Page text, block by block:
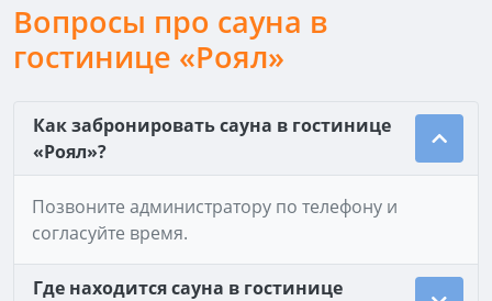
Вопросы про сауна в
гостинице «Роял»
Как забронировать сауна в гостинице
«Роял»?
Позвоните администратору по телефону и
согласуйте время.
Где находится сауна в гостинице